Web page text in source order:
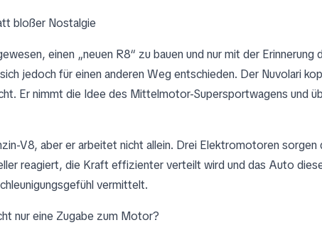
bloßer Nostalgie
einen „neuen R8“ zu bauen und nur mit der Erinnerung
jedoch für einen anderen Weg entschieden. Der Nuvolari
Er nimmt die Idee des Mittelmotor-Supersportwagens und
V8, aber er arbeitet nicht allein. Drei Elektromotoren sorgen
reagiert, die Kraft effizienter verteilt wird und das Auto
vermittelt.
nur eine Zugabe zum Motor?